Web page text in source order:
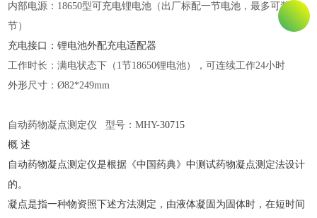
内部电源： 18650型可充电锂电池（出厂标配一节电池，最多可装三
节）
充电接口：锂电池外配充电适配器
工作时长：满电状态下（ 1节18650锂电池），可连续工作24小时
外形尺寸：Ø82*249mm
自动药物凝点测定仪 型号：MHY-30715
概 述
自动药物凝点测定仪是根据《中国药典》中测试药物凝点测定法设计
的。
凝点是指一种物资照下述方法测定，由液体凝固为固体时，在短时间